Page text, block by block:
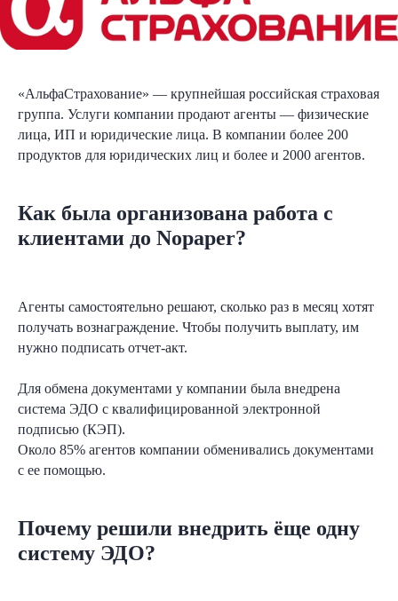
«АльфаСтрахование» — крупнейшая российская страховая
группа. Услуги компании продают агенты — физические
лица, ИП и юридические лица. В компании более 200
продуктов для юридических лиц и более и 2000 агентов.
Как была организована работа с
клиентами до Nopaper?
Агенты самостоятельно решают, сколько раз в месяц хотят
получать вознаграждение. Чтобы получить выплату, им
нужно подписать отчет-акт.
Для обмена документами у компании была внедрена
система ЭДО с квалифицированной электронной
подписью (КЭП).
Около 85% агентов компании обменивались документами
с ее помощью.
Почему решили внедрить ёще одну
систему ЭДО?